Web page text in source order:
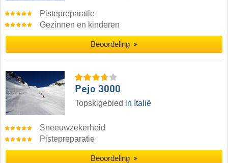
Pistepreparatie
Gezinnen en kinderen
Beoordeling
Pejo 3000
Topskigebied in Italië
Sneeuwzekerheid
Pistepreparatie
Beoordeling